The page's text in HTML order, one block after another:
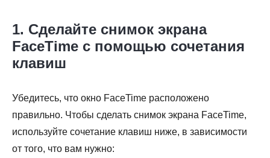
1. Сделайте снимок экрана
FaceTime с помощью сочетания
клавиш
Убедитесь, что окно FaceTime расположено
правильно. Чтобы сделать снимок экрана FaceTime,
используйте сочетание клавиш ниже, в зависимости
от того, что вам нужно: